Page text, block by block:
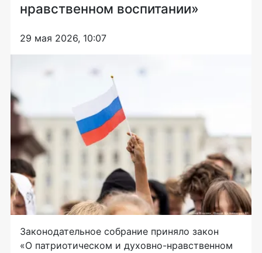
нравственном воспитании»
29 мая 2026, 10:07
Законодательное собрание приняло закон
«О патриотическом и духовно-нравственном